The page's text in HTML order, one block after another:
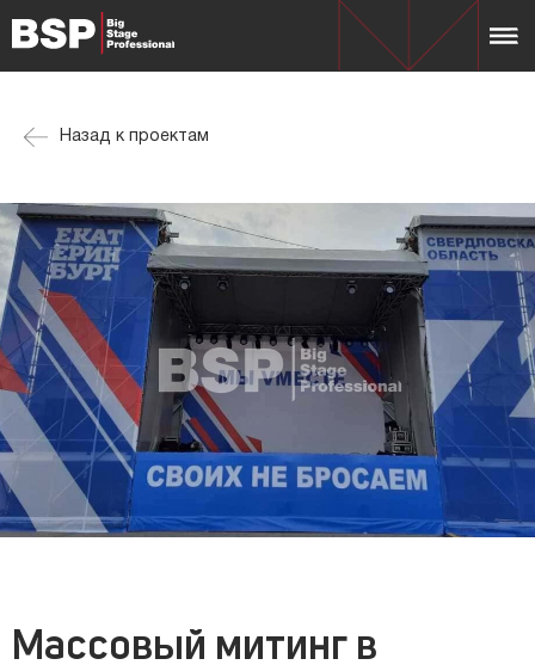
Назад к проектам
Массовый митинг в